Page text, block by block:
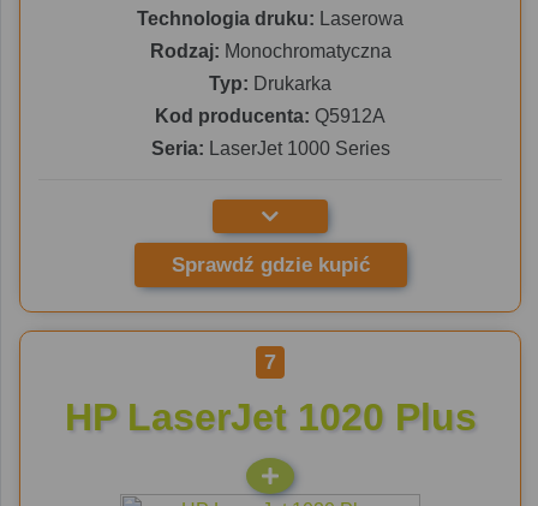
Technologia druku: Laserowa
Rodzaj: Monochromatyczna
Typ: Drukarka
Kod producenta: Q5912A
Seria: LaserJet 1000 Series
Sprawdź gdzie kupić
7
HP LaserJet 1020 Plus